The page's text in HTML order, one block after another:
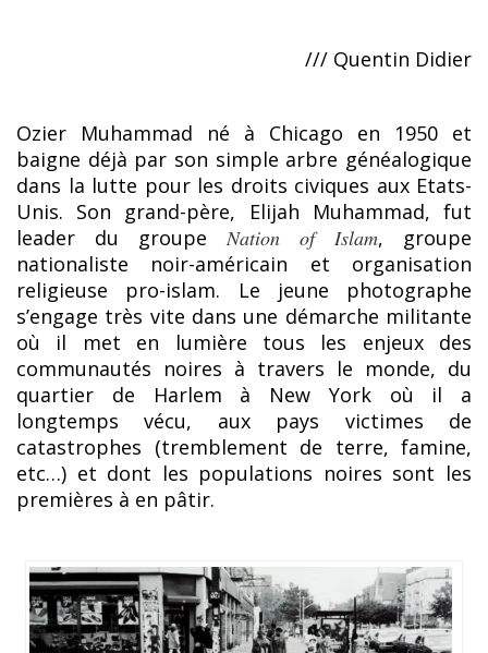
/// Quentin Didier
Ozier Muhammad né à Chicago en 1950 et
baigne déjà par son simple arbre généalogique
dans la lutte pour les droits civiques aux Etats-
Unis. Son grand-père, Elijah Muhammad, fut
leader du groupeNation of Islam, groupe
nationaliste noir-américain et organisation
religieuse pro-islam. Le jeune photographe
s’engage très vite dans une démarche militante
où il met en lumière tous les enjeux des
communautés noires à travers le monde, du
quartier de Harlem à New York où il a
longtemps vécu, aux pays victimes de
catastrophes (tremblement de terre, famine,
etc…) et dont les populations noires sont les
premières à en pâtir.